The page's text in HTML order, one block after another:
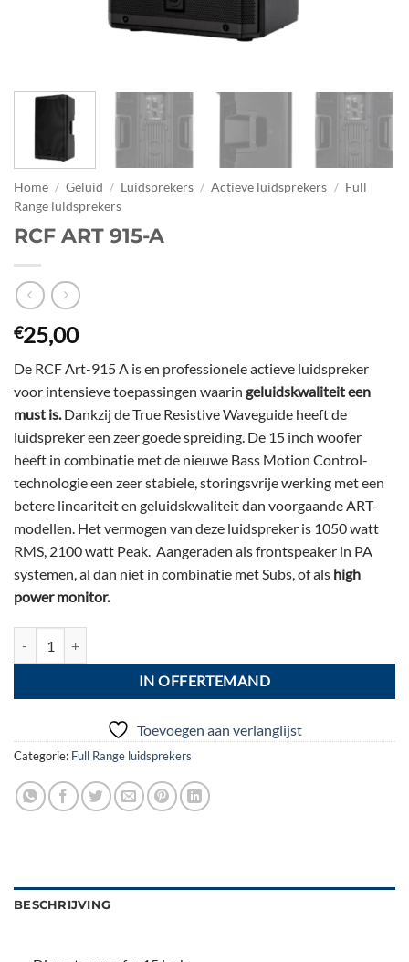
Home / Geluid / Luidsprekers / Actieve luidsprekers / Full
Range luidsprekers
RCF ART 915-A
€25,00
De RCF Art-915 A is en professionele actieve luidspreker
voor intensieve toepassingen waarin geluidskwaliteit een
must is.Dankzij de True Resistive Waveguide heeft de
luidspreker een zeer goede spreiding. De 15 inch woofer
heeft in combinatie met de nieuwe Bass Motion Control-
technologie een zeer stabiele, storingsvrije werking met een
betere lineariteit en geluidskwaliteit dan voorgaande ART-
modellen. Het vermogen van deze luidspreker is 1050 watt
RMS, 2100 watt Peak. Aangeraden als frontspeaker in PA
systemen, al dan niet in combinatie met Subs, of als high
power monitor.
IN OFFERTEMAND
Toevoegen aan verlanglijst
Categorie: Full Range luidsprekers
BESCHRIJVING